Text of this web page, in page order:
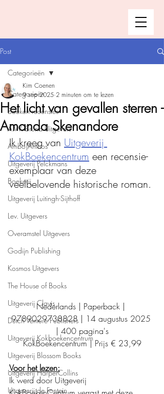
Post
Categorieën
Boeken recensies
A.W. Bruna Uitgevers
Ambo|Anthos
Uitgeverij Pelckmans
Boekerij
Uitgeverij Luitingh-Sijthoff
Lev. Uitgevers
Overamstel Uitgevers
Godijn Publishing
Kosmos Uitgevers
The House of Books
Uitgeverij Clavis
Dutch Venture Publishers
Uitgeverij Kokboekencentrum
Uitgeverij Blossom Books
Uitgeverij HarperCollins
Uitgeverij de Fontein
Categorieën
Het licht van gevallen sterren -
Amanda Skenandore
Kim Coenen
9 sep 2025 2 minuten om te lezen
Ik kreeg van Uitgeverij
KokBoekencentrum een recensie-
exemplaar van deze
veelbelovende historische roman.
Nederlands | Paperback |
9789029738828 | 14 augustus 2025
| 400 pagina's
KokBoekencentrum | Prijs € 23,99
Voor het lezen:
Ik werd door Uitgeverij